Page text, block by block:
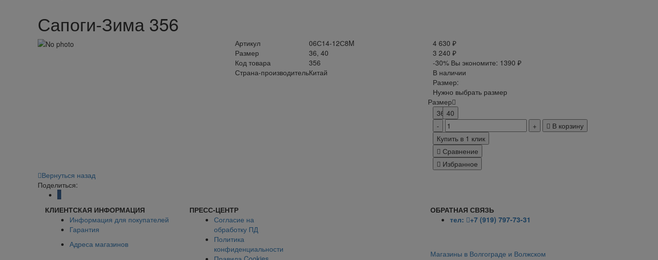
Сапоги-Зима 356
Артикул
06С14-12С8M
Размер
36, 40
Код товара
356
Страна-производительКитай
4 630 ₽
3 240 ₽
-30% Вы экономите: 1390 ₽
В наличии
Размер:
Нужно выбрать размер
Размер
36 40
В корзину
Купить в 1 клик
Сравнение
Избранное
Вернуться назад
Поделиться:
КЛИЕНТСКАЯ ИНФОРМАЦИЯ ПРЕСС-ЦЕНТР
ОБРАТНАЯ СВЯЗЬ
Информация для покупателей
Гарантия
Адреса магазинов
Согласие на
обработку ПД
Политика
конфиденциальности
тел: +7 (919) 797-73-31
Магазины в Волгограде и Волжском